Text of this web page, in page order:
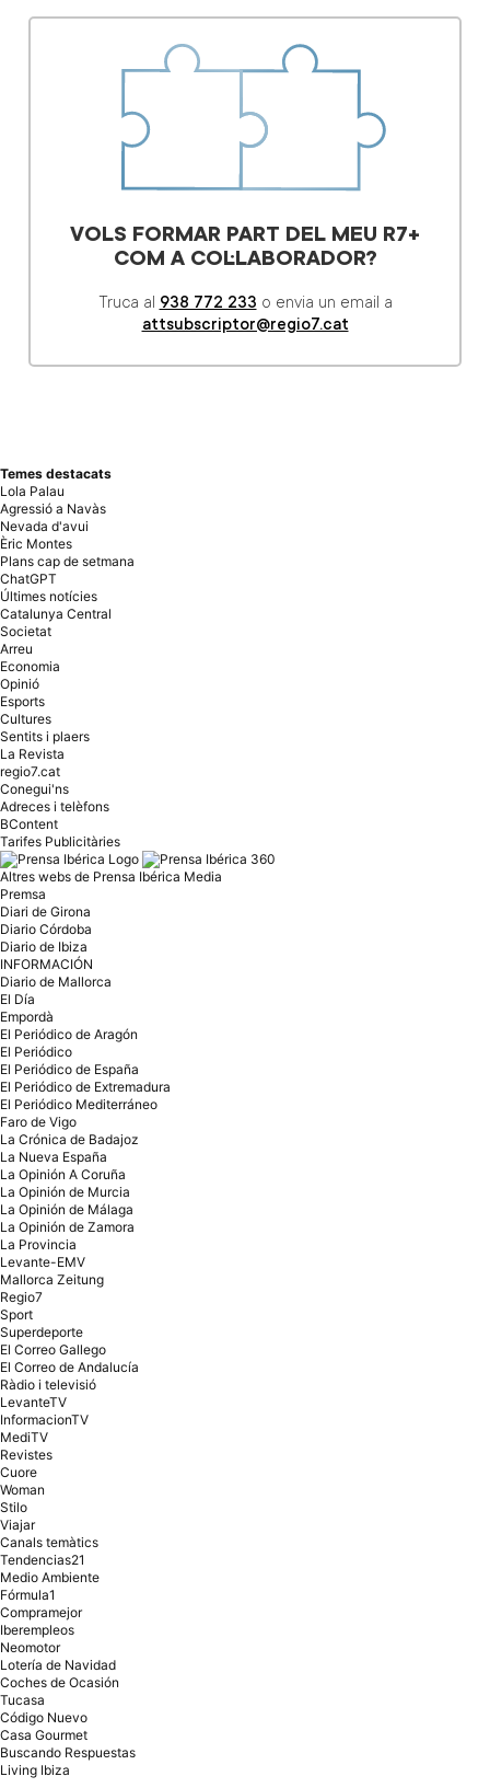
Temes destacats
Lola Palau
Agressió a Navàs
Nevada d'avui
Èric Montes
Plans cap de setmana
ChatGPT
Últimes notícies
Catalunya Central
Societat
Arreu
Economia
Opinió
Esports
Cultures
Sentits i plaers
La Revista
regio7.cat
Conegui'ns
Adreces i telèfons
BContent
Tarifes Publicitàries
Altres webs de Prensa Ibérica Media
Premsa
Diari de Girona
Diario Córdoba
Diario de Ibiza
INFORMACIÓN
Diario de Mallorca
El Día
Empordà
El Periódico de Aragón
El Periódico
El Periódico de España
El Periódico de Extremadura
El Periódico Mediterráneo
Faro de Vigo
La Crónica de Badajoz
La Nueva España
La Opinión A Coruña
La Opinión de Murcia
La Opinión de Málaga
La Opinión de Zamora
La Provincia
Levante-EMV
Mallorca Zeitung
Regio7
Sport
Superdeporte
El Correo Gallego
El Correo de Andalucía
Ràdio i televisió
LevanteTV
InformacionTV
MediTV
Revistes
Cuore
Woman
Stilo
Viajar
Canals temàtics
Tendencias21
Medio Ambiente
Fórmula1
Compramejor
Iberempleos
Neomotor
Lotería de Navidad
Coches de Ocasión
Tucasa
Código Nuevo
Casa Gourmet
Buscando Respuestas
Living Ibiza